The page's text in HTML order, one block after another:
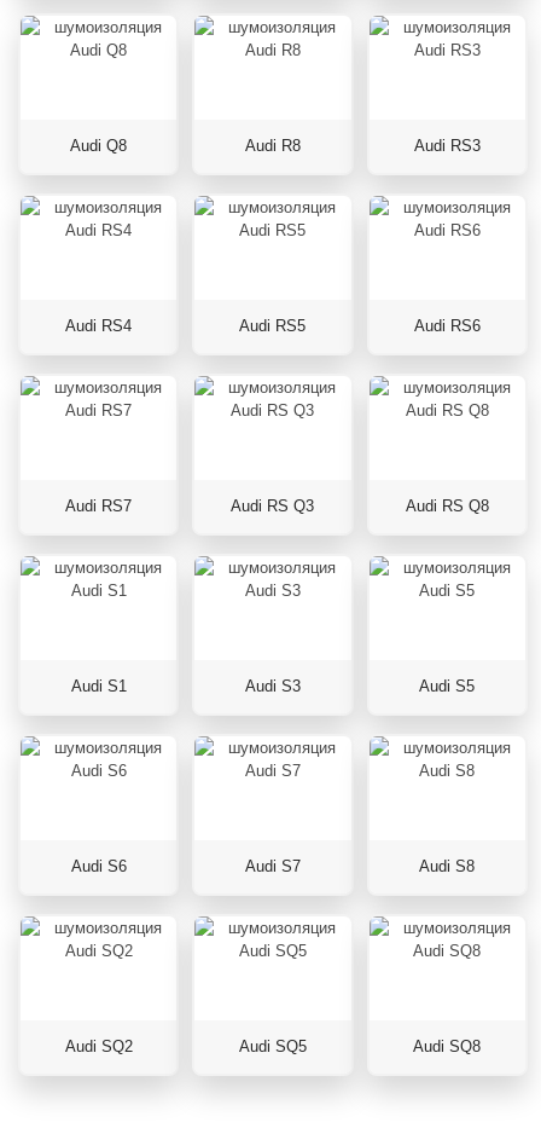
Audi Q8 Audi R8 Audi RS3
Audi RS4 Audi RS5 Audi RS6
Audi RS7 Audi RS Q3 Audi RS Q8
Audi S1 Audi S3 Audi S5
Audi S6 Audi S7 Audi S8
Audi SQ2 Audi SQ5 Audi SQ8